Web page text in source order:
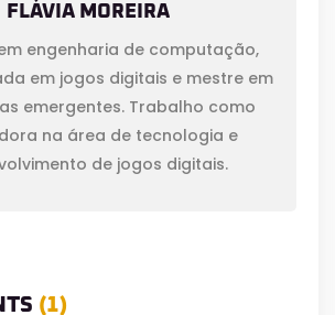
FLÁVIA MOREIRA
engenharia de computação,
em jogos digitais e mestre em
emergentes. Trabalho como
na área de tecnologia e
de jogos digitais.
(1)